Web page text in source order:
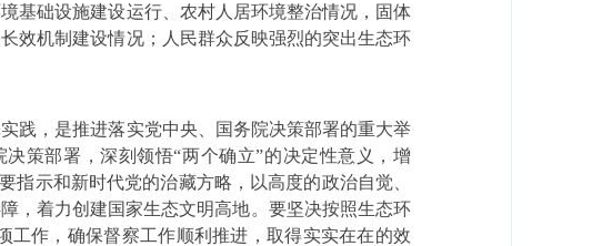
基础设施建设运行、农村人居环境整治情况，固体
效机制建设情况；人民群众反映强烈的突出生态环
践，是推进落实党中央、国务院决策部署的重大举
决策部署，深刻领悟“两个确立”的决定性意义，增
指示和新时代党的治藏方略，以高度的政治自觉、
，着力创建国家生态文明高地。要坚决按照生态环
作，确保督察工作顺利推进，取得实实在在的效